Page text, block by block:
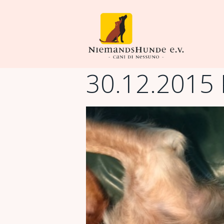
30.12.2015